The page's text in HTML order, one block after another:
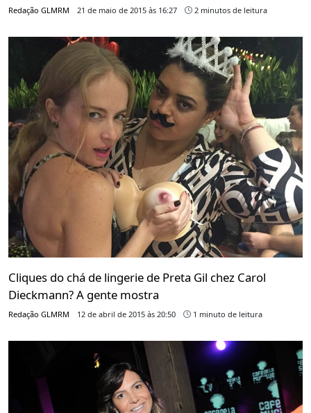
Redação GLMRM 21 de maio de 2015 às 16:27 2 minutos de leitura
Cliques do chá de lingerie de Preta Gil chez Carol
Dieckmann? A gente mostra
Redação GLMRM 12 de abril de 2015 às 20:50 1 minuto de leitura